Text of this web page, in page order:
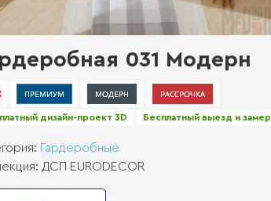
031 Модерн
дизайн-проект 3D Бесплатный выезд и замер
Гардеробные
ДСП EURODECOR